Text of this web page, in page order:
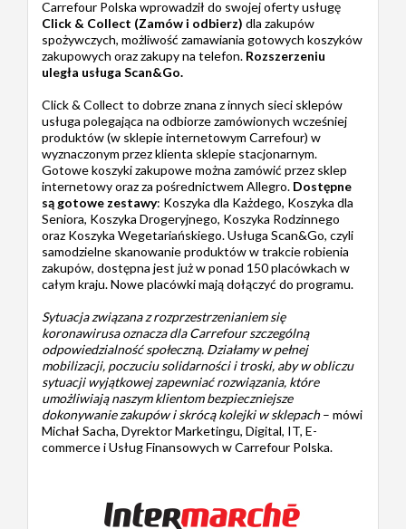
Carrefour Polska wprowadził do swojej oferty usługę
Click & Collect (Zamów i odbierz) dla zakupów
spożywczych, możliwość zamawiania gotowych koszyków
zakupowych oraz zakupy na telefon. Rozszerzeniu
uległa usługa Scan&Go.
Click & Collect to dobrze znana z innych sieci sklepów
usługa polegająca na odbiorze zamówionych wcześniej
produktów (w sklepie internetowym Carrefour) w
wyznaczonym przez klienta sklepie stacjonarnym.
Gotowe koszyki zakupowe można zamówić przez sklep
internetowy oraz za pośrednictwem Allegro. Dostępne
są gotowe zestawy: Koszyka dla Każdego, Koszyka dla
Seniora, Koszyka Drogeryjnego, Koszyka Rodzinnego
oraz Koszyka Wegetariańskiego. Usługa Scan&Go, czyli
samodzielne skanowanie produktów w trakcie robienia
zakupów, dostępna jest już w ponad 150 placówkach w
całym kraju. Nowe placówki mają dołączyć do programu.
Sytuacja związana z rozprzestrzenianiem się
koronawirusa oznacza dla Carrefour szczególną
odpowiedzialność społeczną. Działamy w pełnej
mobilizacji, poczuciu solidarności i troski, aby w obliczu
sytuacji wyjątkowej zapewniać rozwiązania, które
umożliwiają naszym klientom bezpieczniejsze
dokonywanie zakupów i skrócą kolejki w sklepach– mówi
Michał Sacha, Dyrektor Marketingu, Digital, IT, E-
commerce i Usług Finansowych w Carrefour Polska.